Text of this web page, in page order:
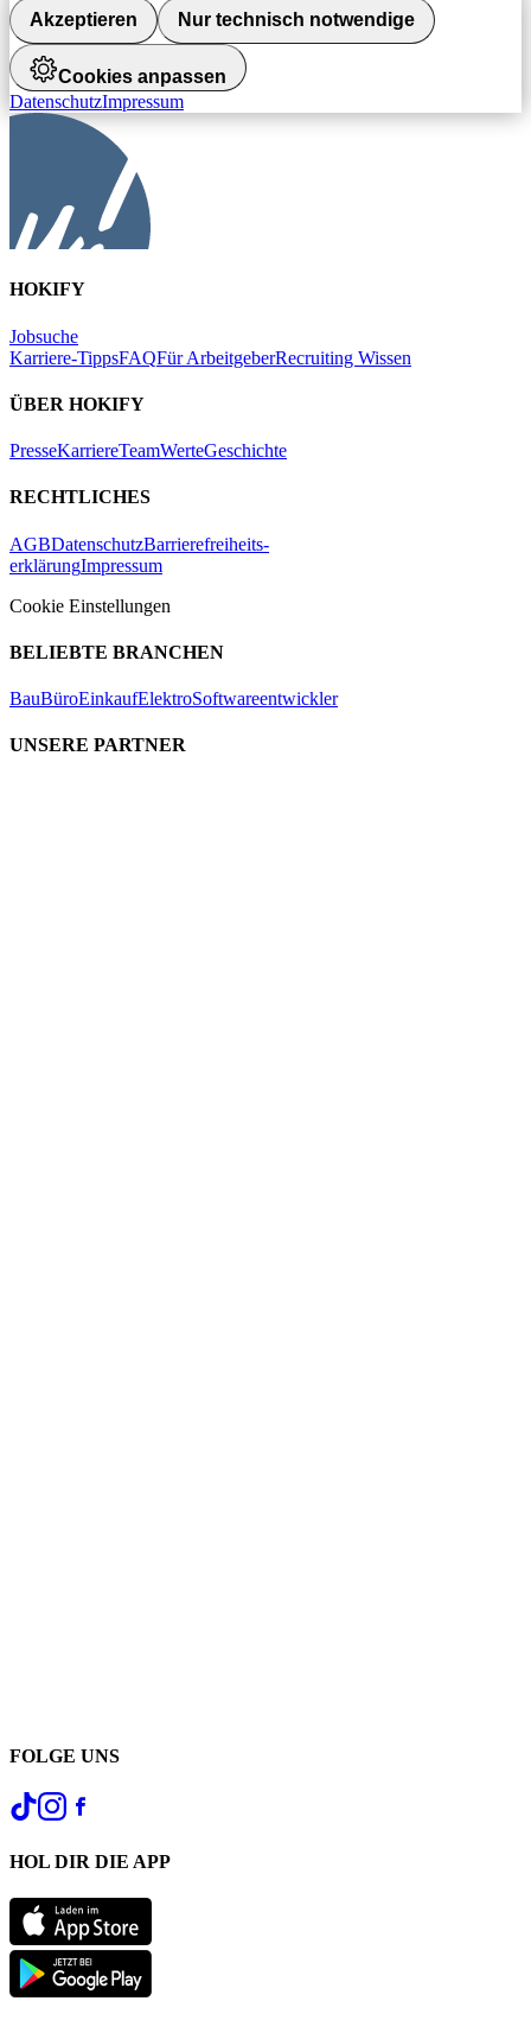
Akzeptieren Nur technisch notwendige
Cookies anpassen
DatenschutzImpressum
HOKIFY
Jobsuche
Karriere-TippsFAQFür ArbeitgeberRecruiting Wissen
ÜBER HOKIFY
PresseKarriereTeamWerteGeschichte
RECHTLICHES
AGBDatenschutzBarrierefreiheits-
erklärungImpressum
Cookie Einstellungen
BELIEBTE BRANCHEN
BauBüroEinkaufElektroSoftwareentwickler
UNSERE PARTNER
FOLGE UNS
HOL DIR DIE APP